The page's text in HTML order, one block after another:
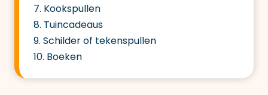
7. Kookspullen
8. Tuincadeaus
9. Schilder of tekenspullen
10. Boeken